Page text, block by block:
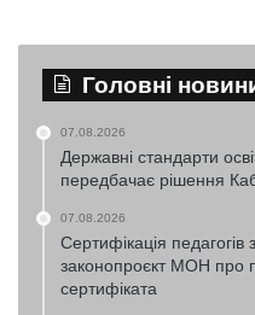
Головні
07.08.2026
Державні стандарти
передбачає рішення
07.08.2026
Сертифікація
законопроєкт МОН про
сертифіката